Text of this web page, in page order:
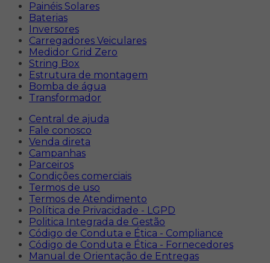
Painéis Solares
Baterias
Inversores
Carregadores Veiculares
Medidor Grid Zero
String Box
Estrutura de montagem
Bomba de água
Transformador
Central de ajuda
Fale conosco
Venda direta
Campanhas
Parceiros
Condições comerciais
Termos de uso
Termos de Atendimento
Política de Privacidade - LGPD
Politica Integrada de Gestão
Código de Conduta e Ética - Compliance
Código de Conduta e Ética - Fornecedores
Manual de Orientação de Entregas